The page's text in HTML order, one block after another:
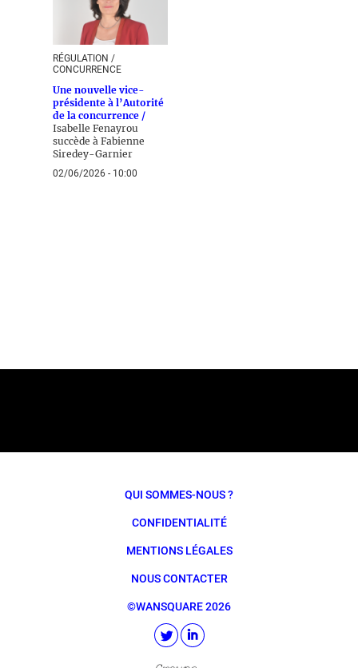
RÉGULATION /
CONCURRENCE
Une nouvelle vice-
présidente à l’Autorité
de la concurrence /
Isabelle Fenayrou
succède à Fabienne
Siredey-Garnier
02/06/2026 - 10:00
QUI SOMMES-NOUS ?
CONFIDENTIALITÉ
MENTIONS LÉGALES
NOUS CONTACTER
©WANSQUARE 2026